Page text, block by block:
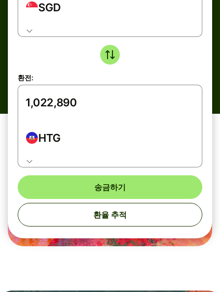
SGD
환전:
HTG
송금하기
환율 추적